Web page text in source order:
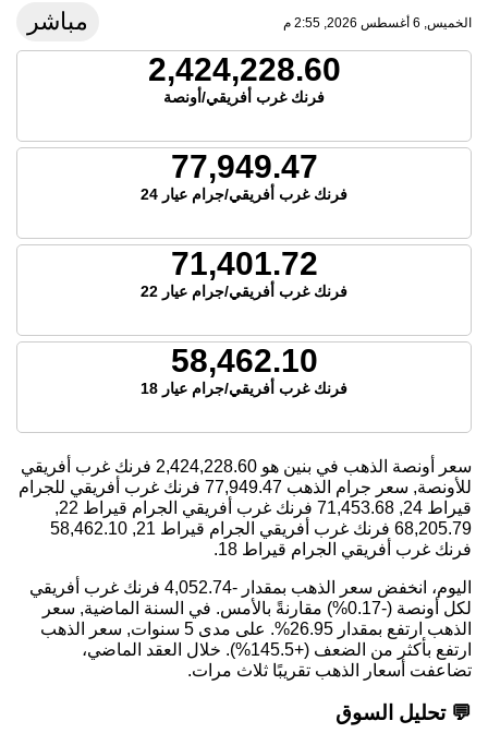
الخميس, 6 أغسطس 2026, 2:55 م مباشر
2,424,228.60
فرنك غرب أفريقي/أونصة
77,949.47
فرنك غرب أفريقي/جرام عيار 24
71,401.72
فرنك غرب أفريقي/جرام عيار 22
58,462.10
فرنك غرب أفريقي/جرام عيار 18
سعر أونصة الذهب في بنين هو 2,424,228.60 فرنك غرب أفريقي
للأونصة, سعر جرام الذهب 77,949.47 فرنك غرب أفريقي للجرام
قيراط 24,
71,453.68 فرنك غرب أفريقي الجرام قيراط 22,
68,205.79 فرنك غرب أفريقي الجرام قيراط 21,
58,462.10
فرنك غرب أفريقي الجرام قيراط 18.
اليوم، انخفض سعر الذهب بمقدار -4,052.74 فرنك غرب أفريقي
لكل أونصة (-0.17%) مقارنةً بالأمس. في السنة الماضية, سعر
الذهب ارتفع بمقدار 26.95%. على مدى 5 سنوات, سعر الذهب
ارتفع بأكثر من الضعف (+145.5%). خلال العقد الماضي،
تضاعفت أسعار الذهب تقريبًا ثلاث مرات.
💬 تحليل السوق